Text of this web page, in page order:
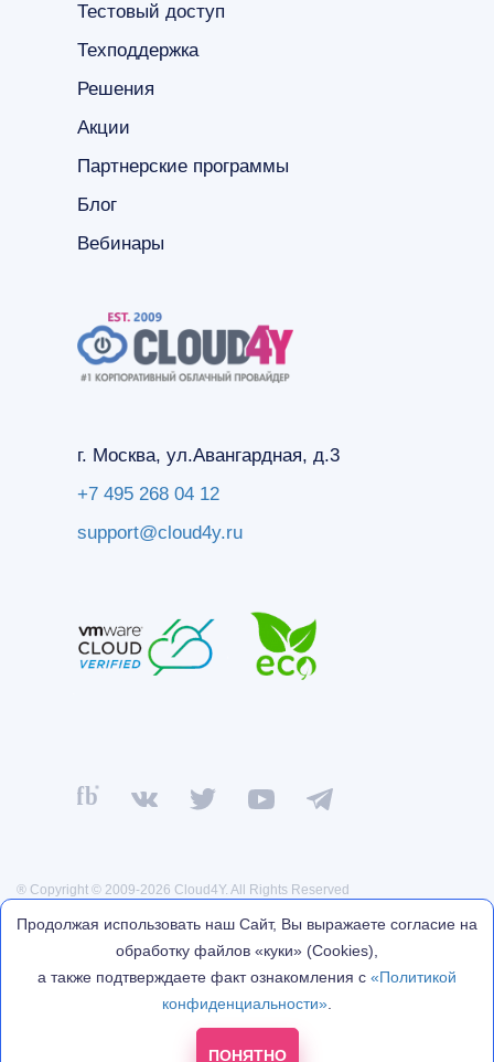
Тестовый доступ
Техподдержка
Решения
Акции
Партнерские программы
Блог
Вебинары
г. Москва, ул.Авангардная, д.3
+7 495 268 04 12
support@cloud4y.ru
® Copyright © 2009-2026 Cloud4Y. All Rights Reserved
Политика конфиденциальности
Политика обработки персональных данных
* Facebook, Instagram — проекты Meta Platforms Inc., деятельность
которой запрещена на территории России.
Продолжая использовать наш Сайт, Вы выражаете согласие на
обработку файлов «куки» (Cookies),
а также подтверждаете факт ознакомления с «Политикой
конфиденциальности»
ПОНЯТНО